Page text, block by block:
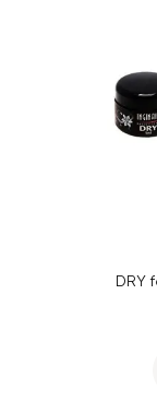
DRY